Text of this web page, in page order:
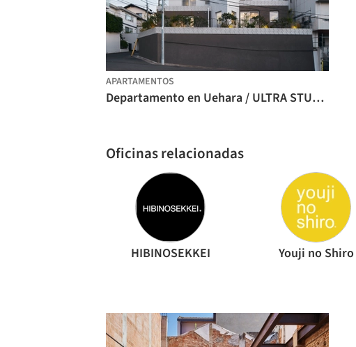
APARTAMENTOS
Departamento en Uehara / ULTRA STUDIO
Oficinas relacionadas
HIBINOSEKKEI Youji no Shiro